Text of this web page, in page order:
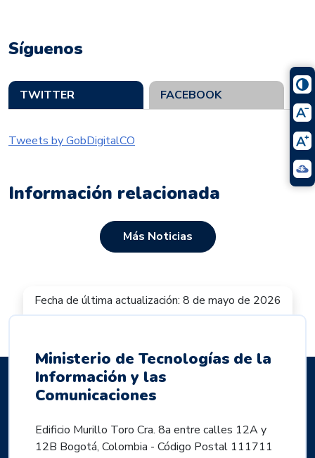
Síguenos
TWITTER FACEBOOK
Tweets by GobDigitalCO
Información relacionada
Más Noticias
Fecha de última actualización: 8 de mayo de 2026
Ministerio de Tecnologías de la
Información y las
Comunicaciones
Edificio Murillo Toro Cra. 8a entre calles 12A y
12B Bogotá, Colombia - Código Postal 111711